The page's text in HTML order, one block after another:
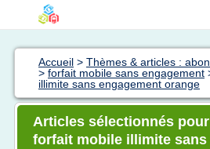
Accueil > Thèmes & articles :
> forfait mobile sans engagement
illimite sans engagement orange
Articles sélectionnés
forfait mobile illimite sans